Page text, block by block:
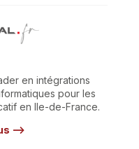
en intégrations
pour les
en Ile-de-France.
–>